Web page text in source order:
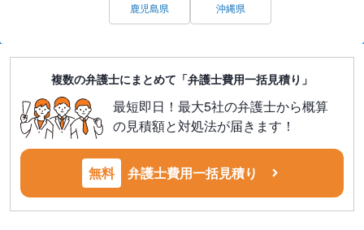
鹿児島県 沖縄県
複数の弁護士にまとめて「弁護士費用一括見積り」
最短即日！最大5社の弁護士から概算
の見積額と対処法が届きます！
無料 弁護士費用一括見積り